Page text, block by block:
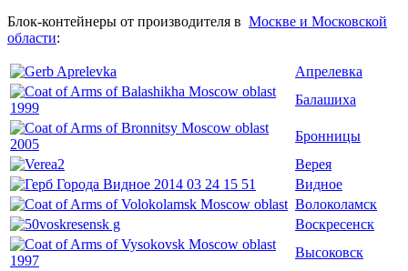
Блок-контейнеры от производителя в Москве и Московской
области:
Апрелевка
Балашиха
Бронницы
Верея
Видное
Волоколамск
Воскресенск
Высоковск